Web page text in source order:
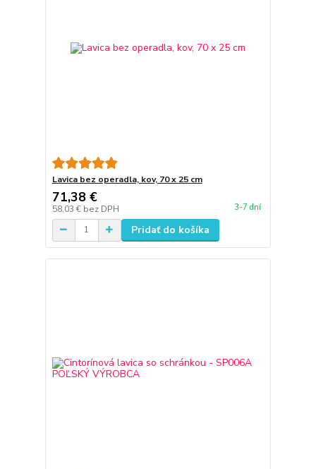
Lavica bez operadla, kov, 70 x 25 cm
71,38 €
58,03 € bez DPH 3-7 dní
Pridať do košíka